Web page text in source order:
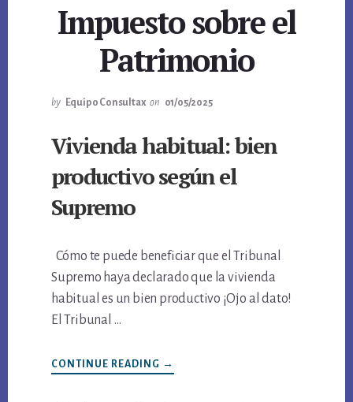
Impuesto sobre el
Patrimonio
by Equipo Consultax on 01/05/2025
Vivienda habitual: bien
productivo según el
Supremo
Cómo te puede beneficiar que el Tribunal
Supremo haya declarado que la vivienda
habitual es un bien productivo ¡Ojo al dato!
El Tribunal …
CONTINUE READING ACERCA
DE
→